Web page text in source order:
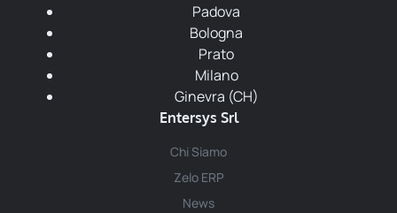
Padova
Bologna
Prato
Milano
Ginevra (CH)
Entersys Srl
Chi Siamo
Zelo ERP
News